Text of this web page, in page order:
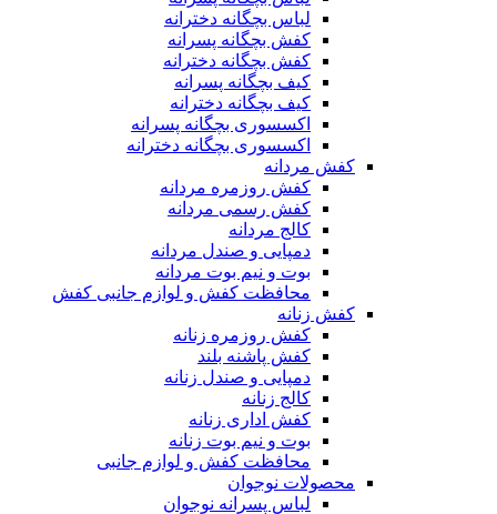
لباس بچگانه دخترانه
کفش بچگانه پسرانه
کفش بچگانه دخترانه
کیف بچگانه پسرانه
کیف بچگانه دخترانه
اکسسوری بچگانه پسرانه
اکسسوری بچگانه دخترانه
کفش مردانه
کفش روزمره مردانه
کفش رسمی مردانه
کالج مردانه
دمپایی و صندل مردانه
بوت و نیم بوت مردانه
محافظت کفش و لوازم جانبی کفش
کفش زنانه
کفش روزمره زنانه
کفش پاشنه بلند
دمپایی و صندل زنانه
کالج زنانه
کفش اداری زنانه
بوت و نیم بوت زنانه
محافظت کفش و لوازم جانبی
محصولات نوجوان
لباس پسرانه نوجوان